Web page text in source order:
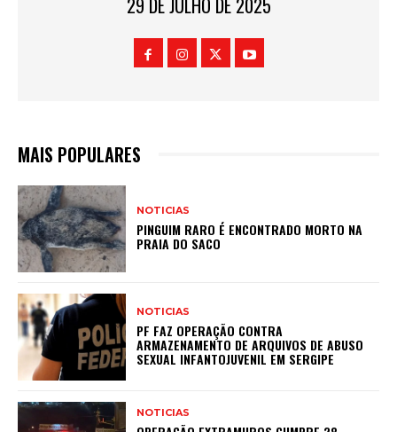
MAIS POPULARES
NOTICIAS
PINGUIM RARO É ENCONTRADO MORTO NA
PRAIA DO SACO
NOTICIAS
PF FAZ OPERAÇÃO CONTRA
ARMAZENAMENTO DE ARQUIVOS DE ABUSO
SEXUAL INFANTOJUVENIL EM SERGIPE
NOTICIAS